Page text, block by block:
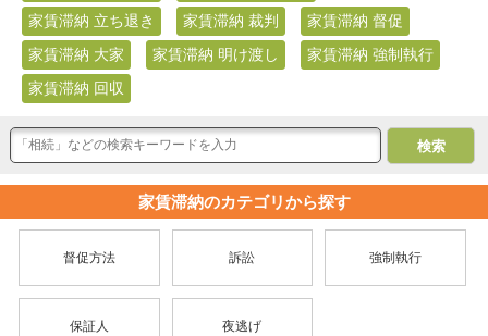
家賃滞納 立ち退き
家賃滞納 裁判
家賃滞納 督促
家賃滞納 大家
家賃滞納 明け渡し
家賃滞納 強制執行
家賃滞納 回収
家賃滞納のカテゴリから探す
督促方法 訴訟 強制執行
保証人 夜逃げ